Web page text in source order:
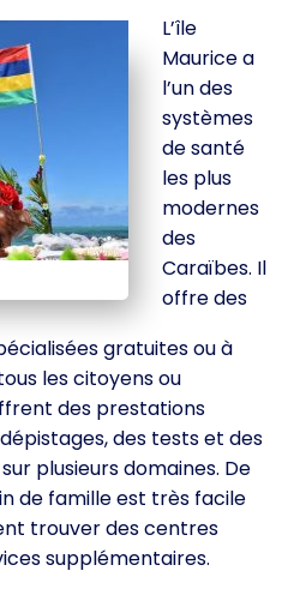
L’île
Maurice a
l’un des
systèmes
de santé
les plus
modernes
des
Caraïbes. Il
offre des
gratuites ou à
les citoyens ou
des prestations
des tests et des
plusieurs domaines. De
de famille est très facile
trouver des centres
supplémentaires.